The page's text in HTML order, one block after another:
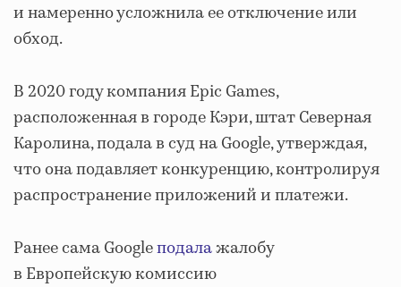
и намеренно усложнила ее отключение или
обход.
В 2020 году компания Epic Games,
расположенная в городе Кэри, штат Северная
Каролина, подала в суд на Google, утверждая,
что она подавляет конкуренцию, контролируя
распространение приложений и платежи.
Ранее сама Googleподалажалобу
в Европейскую комиссию